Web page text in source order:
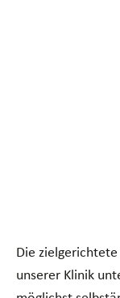
Die
unserer Klinik